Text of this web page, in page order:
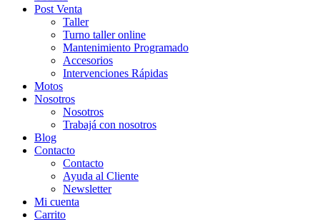
Post Venta
Taller
Turno taller online
Mantenimiento Programado
Accesorios
Intervenciones Rápidas
Motos
Nosotros
Nosotros
Trabajá con nosotros
Blog
Contacto
Contacto
Ayuda al Cliente
Newsletter
Mi cuenta
Carrito